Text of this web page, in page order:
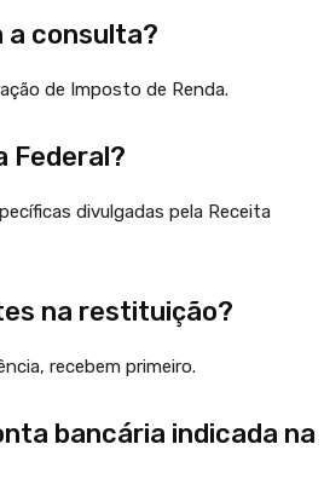
a consulta?
de Imposto de Renda.
Federal?
divulgadas pela Receita
na restituição?
recebem primeiro.
bancária indicada na